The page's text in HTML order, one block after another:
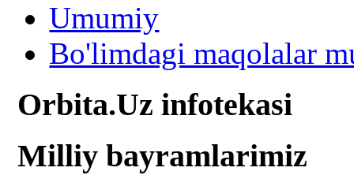
Umumiy
Bo'limdagi maqolalar
Orbita.Uz infotekasi
Milliy bayramlarimiz